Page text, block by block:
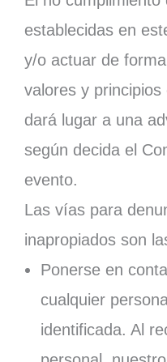
establecidas en
y/o actuar de
valores y
dará lugar a una
según decida el
evento.
Las vías para
inapropiados son
Ponerse en
cualquier
identificada. Al